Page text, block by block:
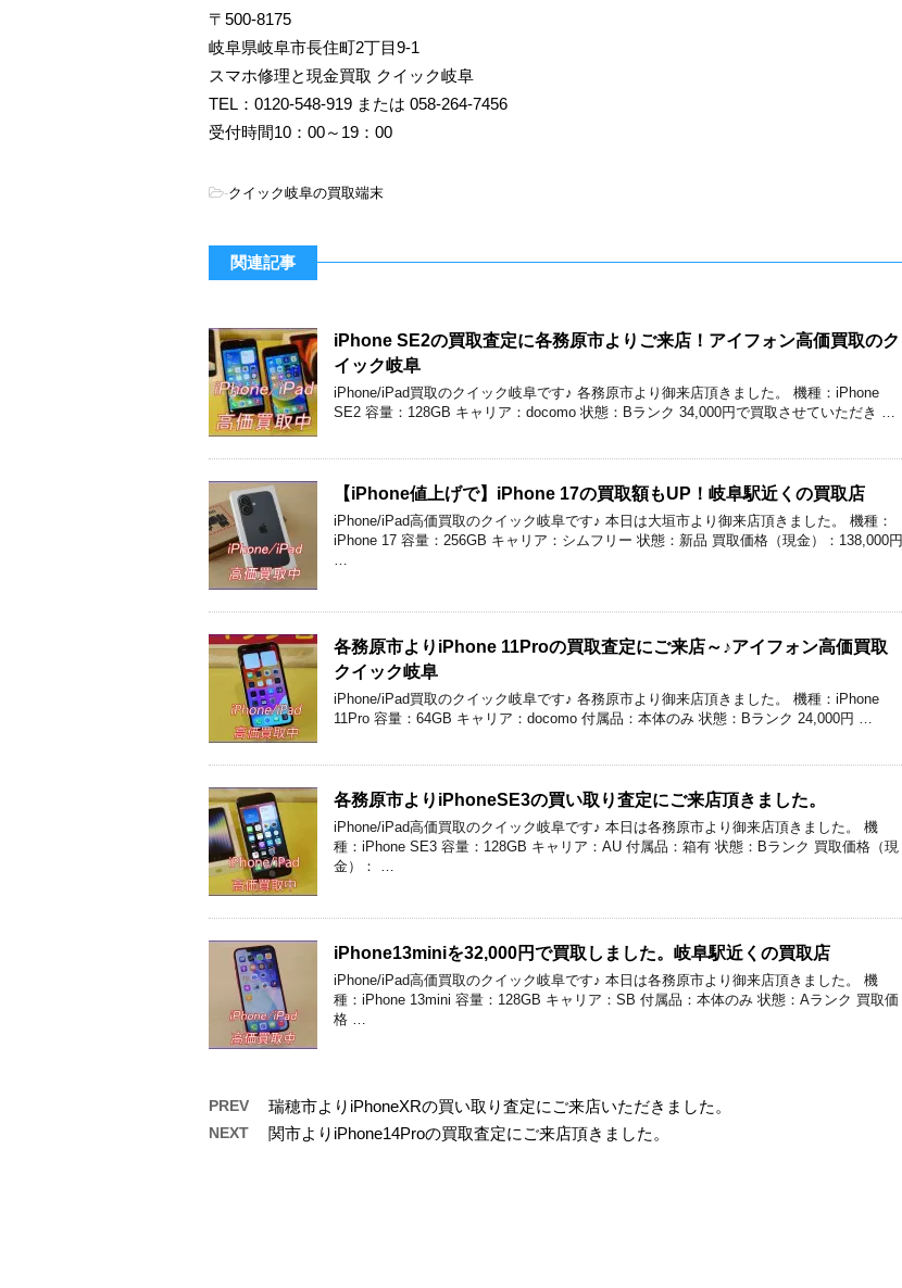
〒500-8175
岐阜県岐阜市長住町2丁目9-1
スマホ修理と現金買取 クイック岐阜
TEL：0120-548-919 または 058-264-7456
受付時間10：00～19：00
-クイック岐阜の買取端末
関連記事
iPhone SE2の買取査定に各務原市よりご来店！アイフォン高価買取のク
イック岐阜
iPhone/iPad買取のクイック岐阜です♪ 各務原市より御来店頂きました。 機種：iPhone
SE2 容量：128GB キャリア：docomo 状態：Bランク 34,000円で買取させていただき …
【iPhone値上げで】iPhone 17の買取額もUP！岐阜駅近くの買取店
iPhone/iPad高価買取のクイック岐阜です♪ 本日は大垣市より御来店頂きました。 機種：
iPhone 17 容量：256GB キャリア：シムフリー 状態：新品 買取価格（現金）：138,000円
…
各務原市よりiPhone 11Proの買取査定にご来店～♪アイフォン高価買取
クイック岐阜
iPhone/iPad買取のクイック岐阜です♪ 各務原市より御来店頂きました。 機種：iPhone
11Pro 容量：64GB キャリア：docomo 付属品：本体のみ 状態：Bランク 24,000円 …
各務原市よりiPhoneSE3の買い取り査定にご来店頂きました。
iPhone/iPad高価買取のクイック岐阜です♪ 本日は各務原市より御来店頂きました。 機
種：iPhone SE3 容量：128GB キャリア：AU 付属品：箱有 状態：Bランク 買取価格（現
金）： …
iPhone13miniを32,000円で買取しました。岐阜駅近くの買取店
iPhone/iPad高価買取のクイック岐阜です♪ 本日は各務原市より御来店頂きました。 機
種：iPhone 13mini 容量：128GB キャリア：SB 付属品：本体のみ 状態：Aランク 買取価
格 …
PREV 瑞穂市よりiPhoneXRの買い取り査定にご来店いただきました。
NEXT 関市よりiPhone14Proの買取査定にご来店頂きました。